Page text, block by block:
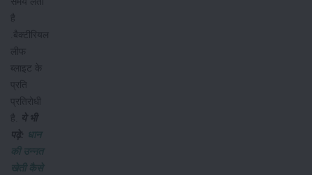
है
.बैक्टीरियल
लीफ
ब्लाइट के
प्रति
प्रतिरोधी
है.
ये भी
पढ़े: धान
की उन्नत
खेती कैसे